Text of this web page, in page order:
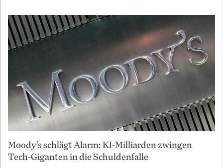
Moody's schlägt Alarm: KI-Milliarden zwingen
Tech-Giganten in die Schuldenfalle